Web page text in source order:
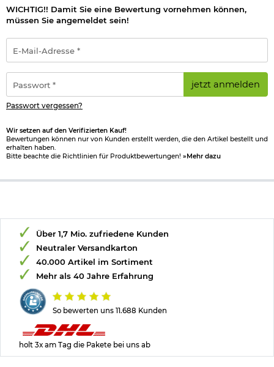
Wichtige waffenrechtliche Informationen: Artikel frei ab 18
Jahren - Dieser Artikel kann nur versendet werden, wenn Sie
Altersnachweis
nicht vorliegt. (bitte den Link:"Altersnachweis"für genaue
Infos anklicken)
Herstellerinformationen
WICHTIG!! Damit Sie eine Bewertung vornehmen können,
müssen Sie angemeldet sein!
Mail-
Adresse
*
jetzt anmelden
Passwort vergessen?
Wir setzen auf den Verifizierten Kauf!
Bewertungen können nur von Kunden erstellt werden, die den Artikel bestellt und
erhalten haben.
Bitte beachte die Richtlinien für Produktbewertungen! »Mehr dazu
So bewerten uns 11.688 Kunden
Über 1,7 Mio. zufriedene Kunden
Neutraler Versandkarton
40.000 Artikel im Sortiment
Mehr als 40 Jahre Erfahrung
holt 3x am Tag die Pakete bei uns ab